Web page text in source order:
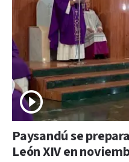
Paysandú se
León XIV en